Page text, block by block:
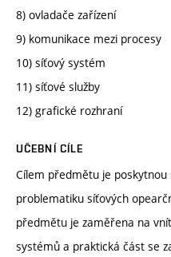
8) ovladače zařízení
9) komunikace mezi procesy
10) síťový systém
11) síťové služby
12) grafické rozhraní
UČEBNÍ CÍLE
Cílem předmětu je
problematiku síťových
předmětu je zaměřena na
systémů a praktická část se